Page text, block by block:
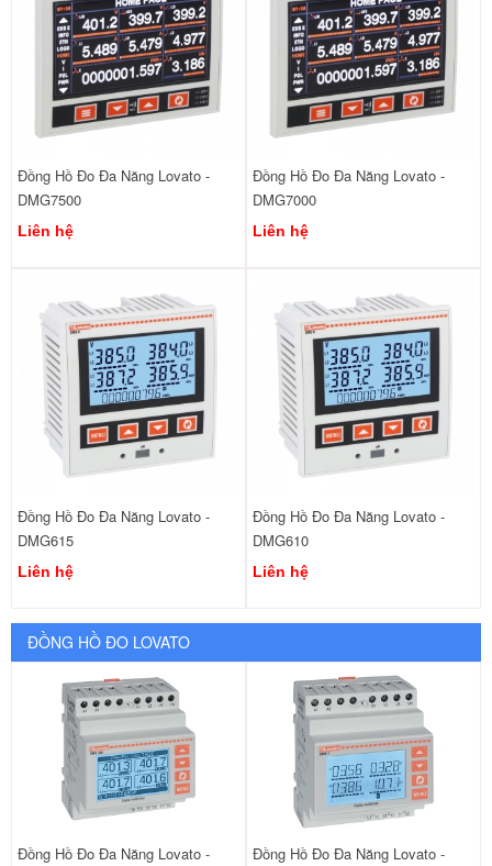
Đồng Hồ Đo Đa Năng Lovato -
DMG7500
Liên hệ
Đồng Hồ Đo Đa Năng Lovato -
DMG7000
Liên hệ
Đồng Hồ Đo Đa Năng Lovato -
DMG615
Liên hệ
Đồng Hồ Đo Đa Năng Lovato -
DMG610
Liên hệ
ĐỒNG HỒ ĐO LOVATO
Đồng Hồ Đo Đa Năng Lovato -
Đồng Hồ Đo Đa Năng Lovato -